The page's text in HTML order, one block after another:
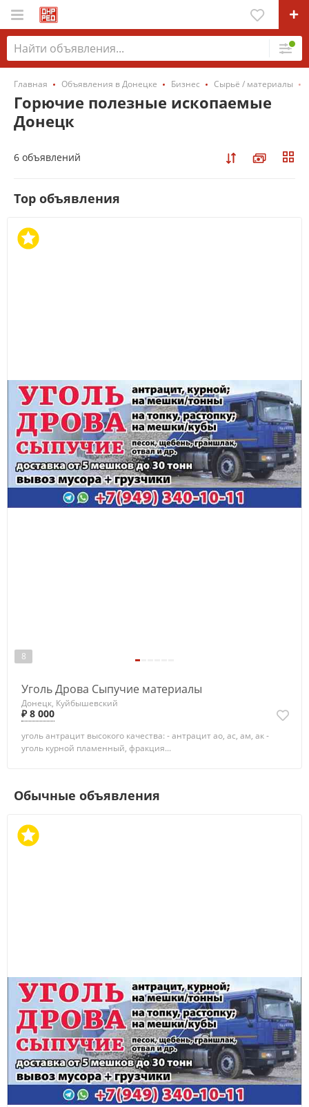
Главная Объявления в Донецке Бизнес Сырьё / материалы
Горючие полезные ископаемые
Донецк
6 объявлений
Top объявления
8
Уголь Дрова Сыпучие материалы
Донецк, Куйбышевский
₽ 8 000
уголь антрацит высокого качества: - антрацит ао, ас, ам, ак -
уголь курной пламенный, фракция...
Обычные объявления